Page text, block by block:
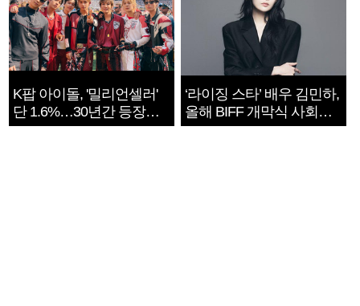
K팝 아이돌, '밀리언셀러'
단 1.6%…30년간 등장
1182개팀 전수조사
‘라이징 스타’ 배우 김민하,
올해 BIFF 개막식 사회자
확정